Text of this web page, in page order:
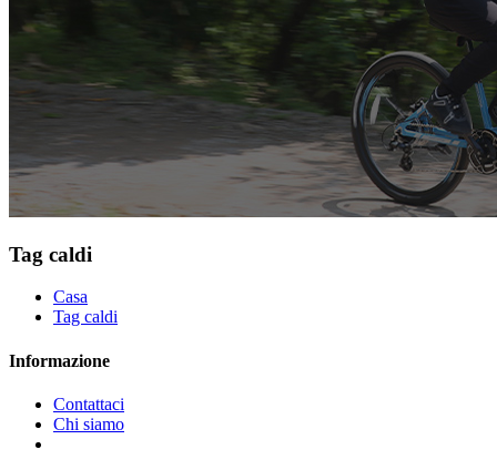
Tag caldi
Casa
Tag caldi
Informazione
Contattaci
Chi siamo